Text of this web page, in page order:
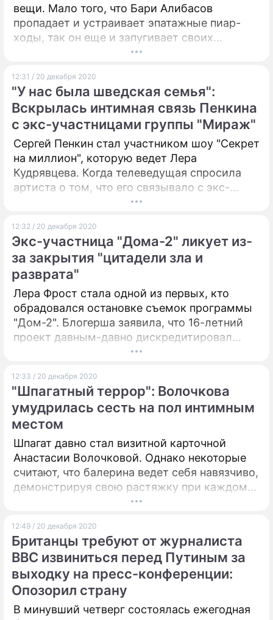
вещи. Мало того, что Бари Алибасов
пропадает и устраивает эпатажные пиар-
ходы, так он еще и запугивает своих
близких и друзей навязчивыми мыслями о
12:31 / 20 декабря 2020
"У нас была шведская семья":
Вскрылась интимная связь Пенкина
с экс-участницами группы "Мираж"
Сергей Пенкин стал участником шоу "Секрет
на миллион", которую ведет Лера
Кудрявцева. Когда телеведущая спросила
артиста о том, что его связывало с экс-
участницами группы "Мираж" на вечеринках,
12:32 / 20 декабря 2020
Экс-участница "Дома-2" ликует из-
за закрытия "цитадели зла и
разврата"
Лера Фрост стала одной из первых, кто
обрадовался остановке съемок программы
"Дом-2". Блогерша заявила, что 16-летний
проект давным-давно дискредитировал
себя, а на его площадке остались только
12:33 / 20 декабря 2020
"Шпагатный террор": Волочкова
умудрилась сесть на пол интимным
местом
Шпагат давно стал визитной карточной
Анастасии Волочковой. Однако некоторые
считают, что балерина ведет себя навязчиво,
демонстрируя свою растяжку при каждом
12:49 / 20 декабря 2020
Британцы требуют от журналиста
BBC извиниться перед Путиным за
выходку на пресс-конференции:
Опозорил страну
В минувший четверг состоялась ежегодная